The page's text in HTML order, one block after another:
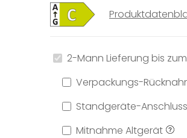
2-Mann Lieferung bis
Verpackungs-
Standgeräte-
Mitnahme Altgerät